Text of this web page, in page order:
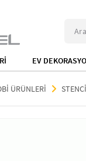
EV
ÜRÜNLERİ